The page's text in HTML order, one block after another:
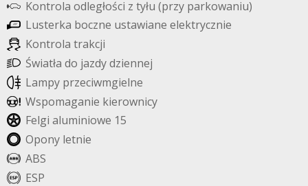
Kontrola odległości z tyłu (przy parkowaniu)
Lusterka boczne ustawiane elektrycznie
Kontrola trakcji
Światła do jazdydziennej
Lampy przeciwmgielne
Wspomaganie kierownicy
Felgi aluminiowe 15
Opony letnie
ABS
ESP